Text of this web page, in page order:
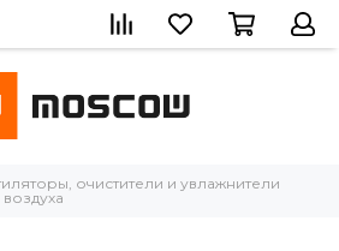
очистители и увлажнители